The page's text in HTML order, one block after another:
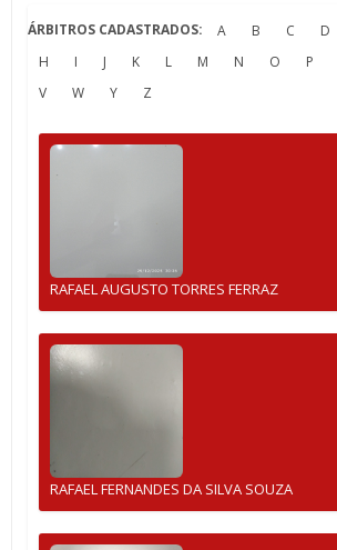
ÁRBITROS CADASTRADOS: A B C D
H
I J K L M N O P
V
W Y Z
RAFAEL AUGUSTO TORRES FERRAZ
RAFAEL FERNANDES DA SILVA SOUZA